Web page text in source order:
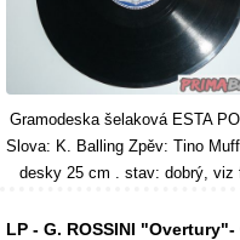
Gramodeska šelaková ESTA
Slova: K. Balling Zpěv: Tino
desky 25 cm . stav: dobrý,
LP - G. ROSSINI "Overtury"-